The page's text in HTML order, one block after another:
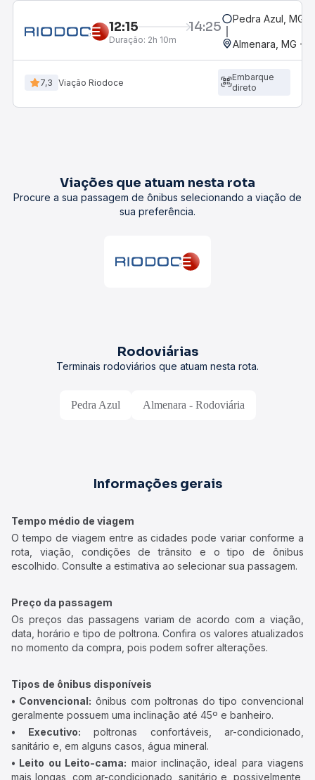
12:15 14:25
Duração: 2h 10m
Pedra Azul, MG
Almenara, MG -
7,3 Viação Riodoce
Embarque
direto
Viações que atuam nesta rota
Procure a sua passagem de ônibus selecionando a viação de
sua preferência.
Rodoviárias
Terminais rodoviários que atuam nesta rota.
Pedra Azul Almenara - Rodoviária
Informações gerais
Tempo médio de viagem
O tempo de viagem entre as cidades pode variar conforme a
rota, viação, condições de trânsito e o tipo de ônibus
escolhido. Consulte a estimativa ao selecionar sua passagem.
Preço da passagem
Os preços das passagens variam de acordo com a viação,
data, horário e tipo de poltrona. Confira os valores atualizados
no momento da compra, pois podem sofrer alterações.
Tipos de ônibus disponíveis
• Convencional: ônibus com poltronas do tipo convencional
geralmente possuem uma inclinação até 45º e banheiro.
• Executivo: poltronas confortáveis, ar-condicionado,
sanitário e, em alguns casos, água mineral.
• Leito ou Leito-cama: maior inclinação, ideal para viagens
mais longas, com ar-condicionado, sanitário e, possivelmente,